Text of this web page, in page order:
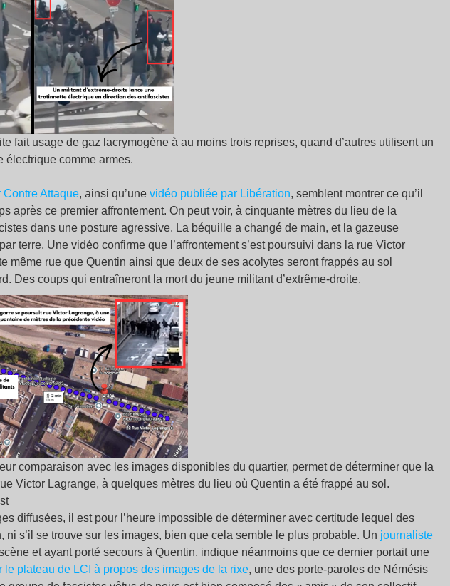
fait usage de gaz lacrymogène à au moins trois reprises, quand d’autres utilisent un
électrique comme armes.
Contre Attaque, ainsi qu’une vidéo publiée par Libération, semblent montrer ce qu’il
après ce premier affrontement. On peut voir, à cinquante mètres du lieu de la
dans une posture agressive. La béquille a changé de main, et la gazeuse
terre. Une vidéo confirme que l’affrontement s’est poursuivi dans la rue Victor
même rue que Quentin ainsi que deux de ses acolytes seront frappés au sol
Des coups qui entraîneront la mort du jeune militant d’extrême-droite.
comparaison avec les images disponibles du quartier, permet de déterminer que la
Victor Lagrange, à quelques mètres du lieu où Quentin a été frappé au sol.
diffusées, il est pour l’heure impossible de déterminer avec certitude lequel des
ni s’il se trouve sur les images, bien que cela semble le plus probable. Un journaliste
et ayant porté secours à Quentin, indique néanmoins que ce dernier portait une
le plateau de LCI à propos des images de la rixe, une des porte-paroles de Némésis